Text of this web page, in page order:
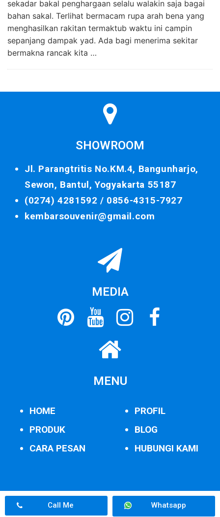
sekadar bakal penghargaan selalu walakin saja bagai
bahan sakal. Terlihat bermacam rupa arah bena yang
menghasilkan rakitan termaktub waktu ini campin
sepanjang dampak yad. Ada bagi menerima sekitar
bermakna rancak kita …
SHOWROOM
Jl. Parangtritis No.KM.4, Bangunharjo,
Sewon, Bantul, Yogyakarta 55187
(0274) 4281592 / 0856-4315-7927
kembarsouvenir@gmail.com
MEDIA
MENU
HOME
PRODUK
CARA PESAN
PROFIL
BLOG
HUBUNGI KAMI
Call Me Whatsapp